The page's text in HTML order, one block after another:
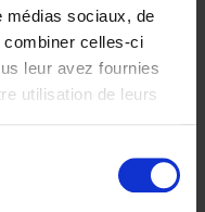
médias sociaux, de
combiner celles-ci
leur avez fournies
utilisation de leurs